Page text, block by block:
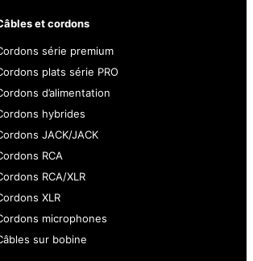
et cordons
série premium
plats série PRO
d’alimentation
hybrides
JACK/JACK
RCA
RCA/XLR
XLR
microphones
sur bobine